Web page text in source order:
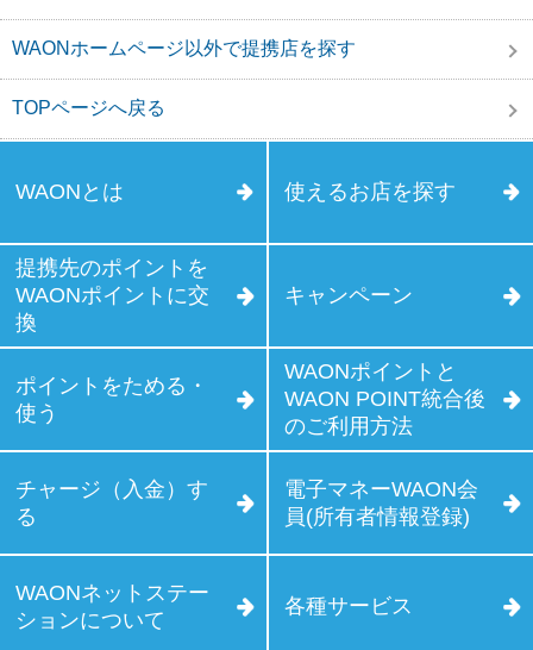
WAONホームページ以外で提携店を探す
TOPページへ戻る